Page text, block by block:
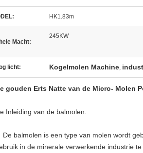
HK1.83m
Macht:
245KW
licht: Kogelmolen Machine,
gouden Erts Natte van de Micro- Molen
Inleiding van de balmolen:
balmolen is een type van molen wordt
in de minerale verwerkende industrie